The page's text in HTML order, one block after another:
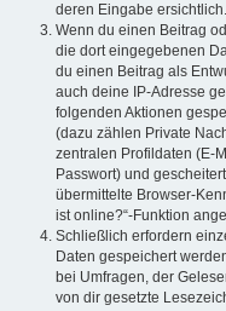
deren Eingabe ersichtlich.
Wenn du einen Beitrag
die dort eingegebenen
du einen Beitrag als
auch deine IP-Adresse
folgenden Aktionen
(dazu zählen Private
zentralen Profildaten (E-
Passwort) und
übermittelte Browser-
ist online?“-Funktion
Schließlich erfordern
Daten gespeichert
bei Umfragen, der
von dir gesetzte